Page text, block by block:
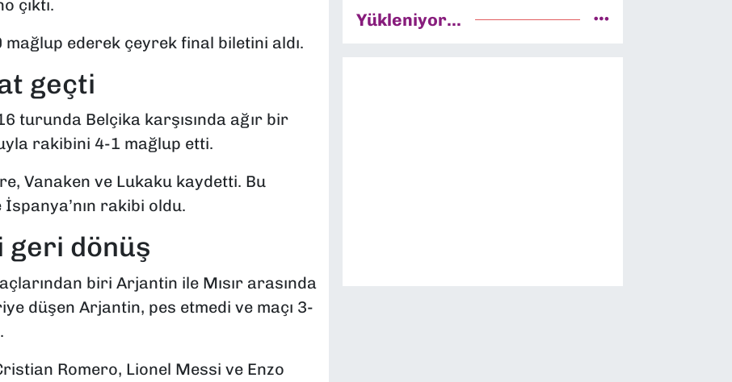
çıktı.
ederek çeyrek final biletini aldı.
geçti
turunda Belçika karşısında ağır bir
rakibini 4-1 mağlup etti.
Vanaken ve Lukaku kaydetti. Bu
rakibi oldu.
geri dönüş
biri Arjantin ile Mısır arasında
düşen Arjantin, pes etmedi ve maçı 3-
Romero, Lionel Messi ve Enzo
Yükleniyor...